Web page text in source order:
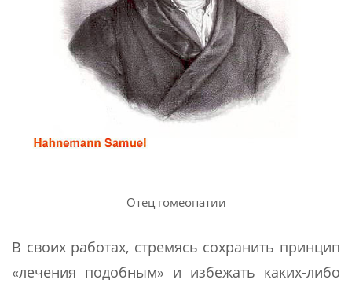
Отец гомеопатии
В своих работах, стремясь сохранить принцип
«лечения подобным» и избежать каких-либо